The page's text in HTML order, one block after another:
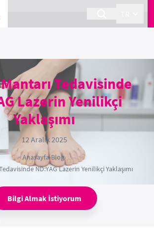
Tedavisinde
Lazerin Yenilikçi
Yaklaşımı
12 Aralık 2025
Anasayfa›Blog›
ND:YAG Lazerin Yenilikçi Yaklaşımı
Bilgi Almak İstiyorum